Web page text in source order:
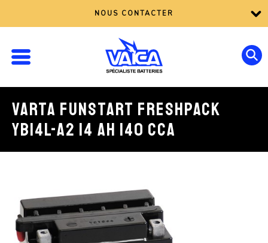
NOUS CONTACTER
VARTA FUNSTART FRESHPACK
YB14L-A2 14 AH 140 CCA